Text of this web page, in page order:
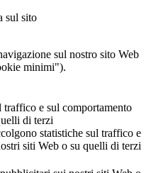
sul sito
sul nostro sito Web
minimi").
traffico e sul comportamento
di terzi
statistiche sul traffico e
siti Web o su quelli di terzi